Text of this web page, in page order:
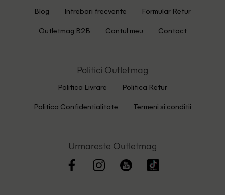
Blog Intrebari frecvente Formular Retur
Outletmag B2B Contul meu Contact
Politici Outletmag
Politica Livrare Politica Retur
Politica Confidentialitate Termeni si conditii
Urmareste Outletmag